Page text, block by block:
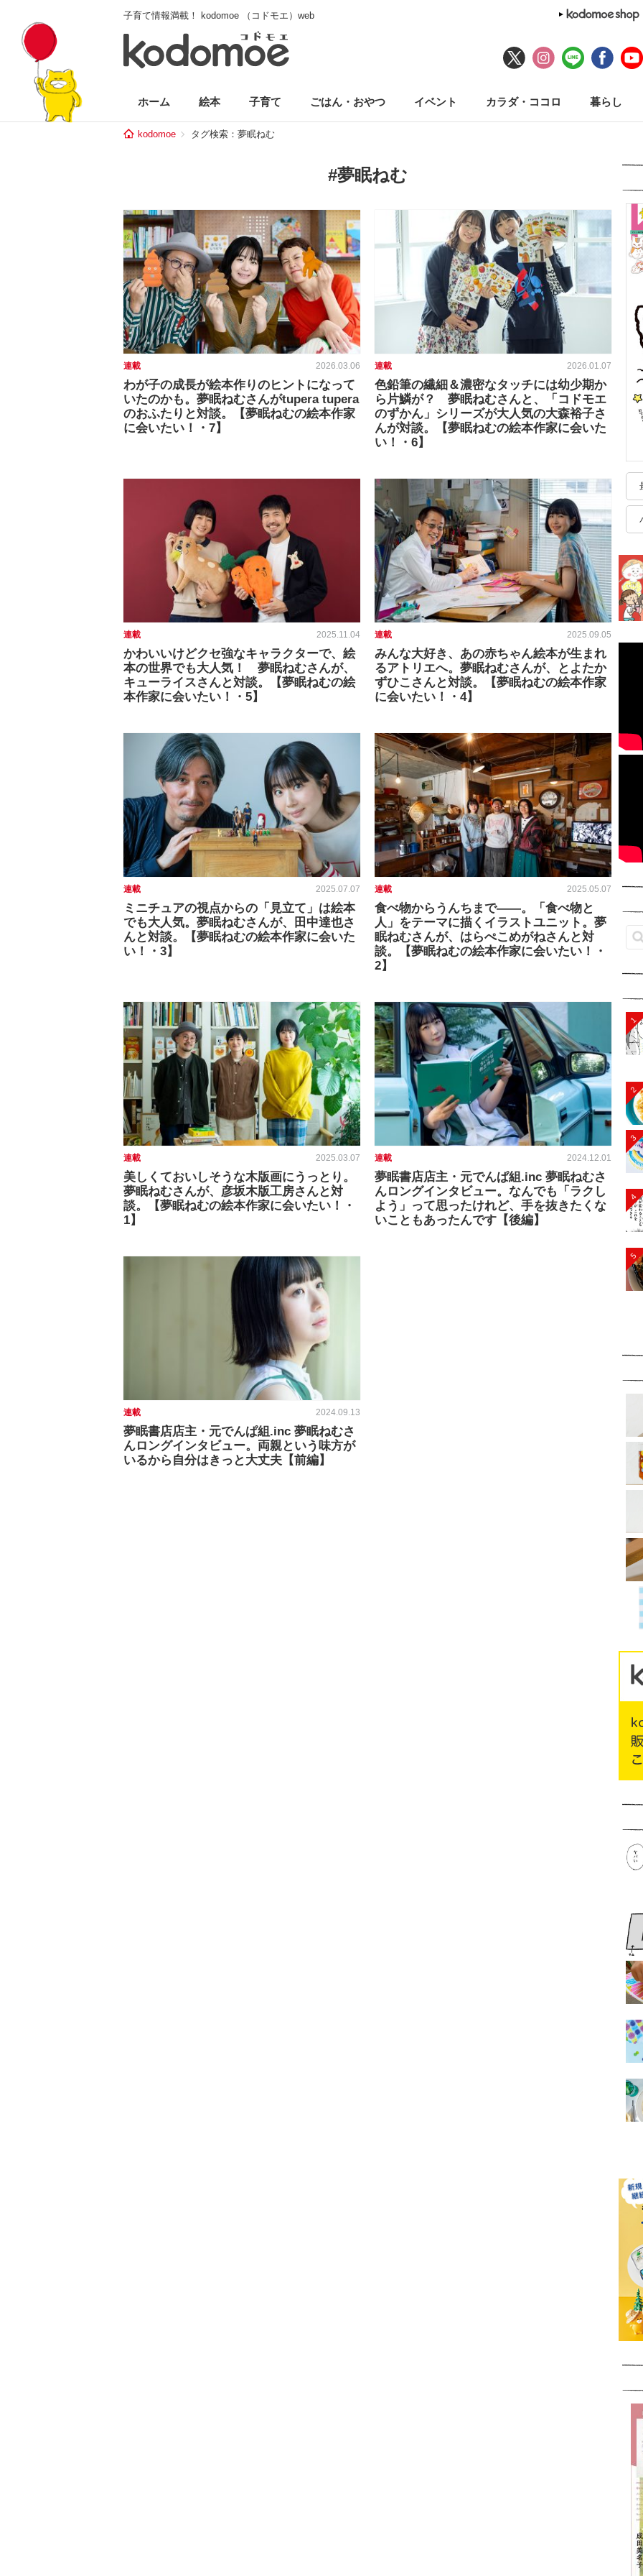
子育て情報満載！ kodomoe （コドモエ）web
ホーム 絵本 子育て ごはん・おやつ イベント カラダ・ココロ 暮らし
kodomoe タグ検索：夢眠ねむ
#夢眠ねむ
連載 2026.03.06
わが子の成長が絵本作りのヒントになって
いたのかも。夢眠ねむさんがtupera tupera
のおふたりと対談。【夢眠ねむの絵本作家
に会いたい！・7】
連載 2026.01.07
色鉛筆の繊細＆濃密なタッチには幼少期か
ら片鱗が？ 夢眠ねむさんと、「コドモエ
のずかん」シリーズが大人気の大森裕子さ
んが対談。【夢眠ねむの絵本作家に会いた
い！・6】
連載 2025.11.04
かわいいけどクセ強なキャラクターで、絵
本の世界でも大人気！ 夢眠ねむさんが、
キューライスさんと対談。【夢眠ねむの絵
本作家に会いたい！・5】
連載 2025.09.05
みんな大好き、あの赤ちゃん絵本が生まれ
るアトリエへ。夢眠ねむさんが、とよたか
ずひこさんと対談。【夢眠ねむの絵本作家
に会いたい！・4】
連載 2025.07.07
ミニチュアの視点からの「見立て」は絵本
でも大人気。夢眠ねむさんが、田中達也さ
んと対談。【夢眠ねむの絵本作家に会いた
い！・3】
連載 2025.05.07
食べ物からうんちまで――。「食べ物と
人」をテーマに描くイラストユニット。夢
眠ねむさんが、はらぺこめがねさんと対
談。【夢眠ねむの絵本作家に会いたい！・
2】
連載 2025.03.07
美しくておいしそうな木版画にうっとり。
夢眠ねむさんが、彦坂木版工房さんと対
談。【夢眠ねむの絵本作家に会いたい！・
1】
連載 2024.12.01
夢眠書店店主・元でんぱ組.inc 夢眠ねむさ
んロングインタビュー。なんでも「ラクし
よう」って思ったけれど、手を抜きたくな
いこともあったんです【後編】
連載 2024.09.13
夢眠書店店主・元でんぱ組.inc 夢眠ねむさ
んロングインタビュー。両親という味方が
いるから自分はきっと大丈夫【前編】
1
2
3
4
5